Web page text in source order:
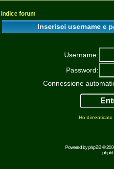
Indice forum
Inserisci username e
Username:
Password:
Connessione
Ho dimenticato
Powered byphpBB©